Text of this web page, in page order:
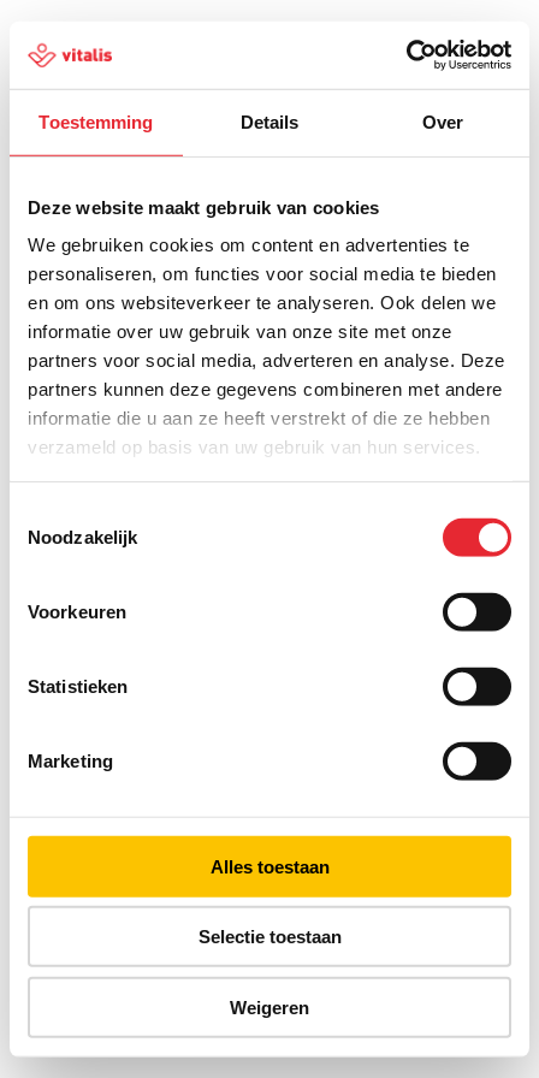
Toestemming Details Over
Deze website maakt gebruik van cookies
We gebruiken cookies om content en advertenties te
personaliseren, om functies voor social media te bieden
en om ons websiteverkeer te analyseren. Ook delen we
informatie over uw gebruik van onze site met onze
partners voor social media, adverteren en analyse. Deze
partners kunnen deze gegevens combineren met andere
informatie die u aan ze heeft verstrekt of die ze hebben
verzameld op basis van uw gebruik van hun services.
Noodzakelijk
Voorkeuren
Statistieken
Marketing
Alles toestaan
Selectie toestaan
Weigeren
500
Er is iets fout gegaan
Probeer het later opnieuw of ga terug naar de
homepagina.